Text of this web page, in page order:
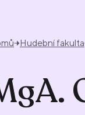
Hudební fakulta